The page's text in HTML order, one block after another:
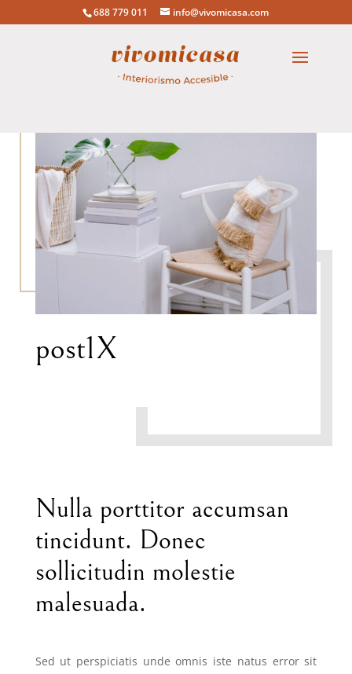
688 779 011 info@vivomicasa.com
post1X
Nulla porttitor accumsan
tincidunt. Donec
sollicitudin molestie
malesuada.
Sed ut perspiciatis unde omnis iste natus error sit